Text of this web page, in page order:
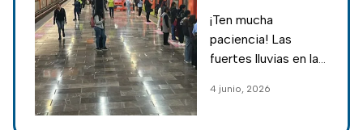
demoras por
lluvia y Línea 4
con desvíos hoy
¡Ten mucha
paciencia! Las
fuertes lluvias en la
retrasos de hasta
4 junio, 2026